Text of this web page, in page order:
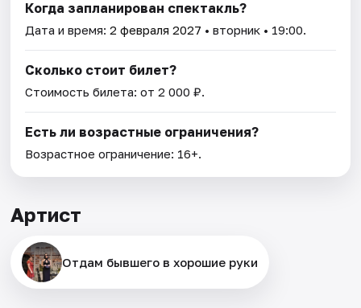
Когда запланирован спектакль?
Дата и время:2 февраля 2027 • вторник • 19:00.
Сколько стоит билет?
Стоимость билета: от 2 000 ₽.
Есть ли возрастные ограничения?
Возрастное ограничение: 16+.
Артист
Отдам бывшего в хорошие руки